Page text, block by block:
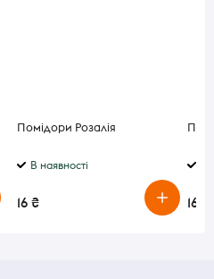
Помідори Розалія
В наявності
16 ₴ 16 ₴